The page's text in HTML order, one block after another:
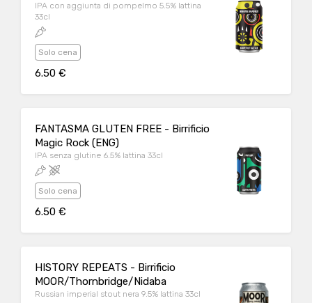
IPA con aggiunta di pompelmo 5.5% lattina
33cl
Solo cena
6.50 €
FANTASMA GLUTEN FREE - Birrificio
Magic Rock (ENG)
IPA senza glutine 6.5% lattina 33cl
Solo cena
6.50 €
HISTORY REPEATS - Birrificio
MOOR/Thornbridge/Nidaba
Russian imperial stout nera 9.5% lattina 33cl